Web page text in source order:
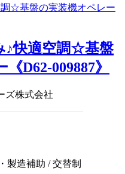
♪快適空調☆基盤
D62-009887》
ズ株式会社
製造補助 / 交替制